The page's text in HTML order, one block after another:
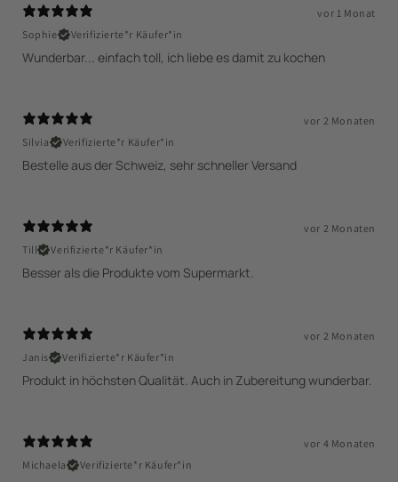
vor 1 Monat
Sophie
Verifizierte*r Käufer*in
Wunderbar... einfach toll, ich liebe es damit zu kochen
vor 2 Monaten
Silvia
Verifizierte*r Käufer*in
Bestelle aus der Schweiz, sehr schneller Versand
vor 2 Monaten
Till
Verifizierte*r Käufer*in
Besser als die Produkte vom Supermarkt.
vor 2 Monaten
Janis
Verifizierte*r Käufer*in
vor 4 Monaten
Michaela
Verifizierte*r Käufer*in